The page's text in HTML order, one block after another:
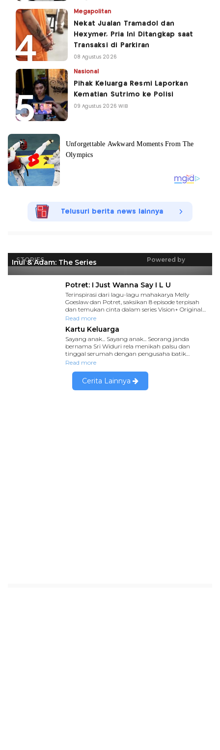
Megapolitan
Nekat Jualan Tramadol dan
Hexymer, Pria Ini Ditangkap saat
Transaksi di Parkiran
08 Agustus 2026
Nasional
Pihak Keluarga Resmi Laporkan
Kematian Sutrimo ke Polisi
09 Agustus 2026 WIB
Telusuri berita news lainnya